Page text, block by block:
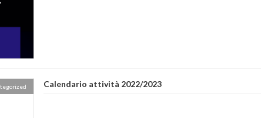
Calendario attività 2022/2023